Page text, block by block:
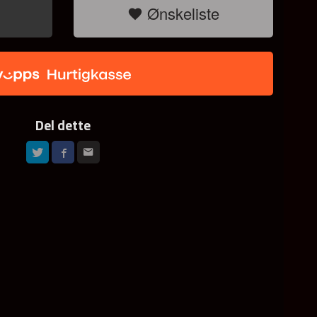
Ønskeliste
Del dette